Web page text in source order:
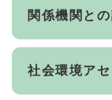
関係機関と
社会環境ア